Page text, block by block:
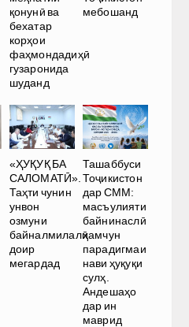
қонунӣ ва
бехатар
корҳои
фаҳмондадиҳӣ
гузаронида
шуданд
мебошанд
«ҲУҚУҚ БА
САЛОМАТӢ».
Таҳти чунин
унвон
озмуни
байналмилалӣ
доир
мегардад
Ташаббуси
Тоҷикистон
дар СММ:
масъулияти
байнинаслӣ
ҳамчун
парадигмаи
нави ҳуқуқи
сулҳ.
Андешаҳо
дар ин
маврид